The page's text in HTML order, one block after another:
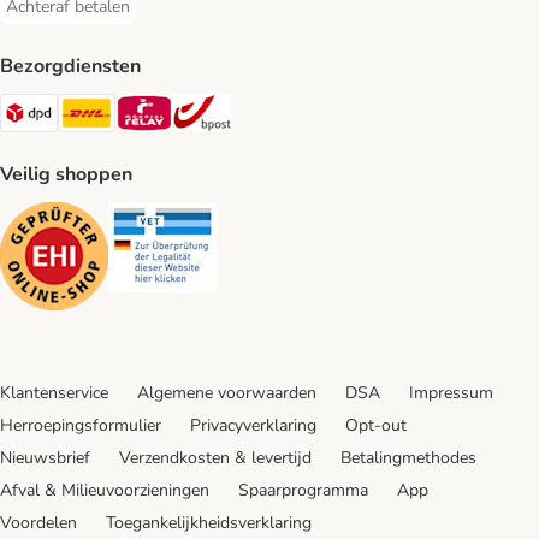
Achteraf betalen
Achteraf betalen Payment Method
Bezorgdiensten
Dpd Shipping Method
DHL Shipping Method
Mondial Relay Shipping Method
Veilig shoppen
Security
Klantenservice Algemene voorwaarden DSA
Impressum
Herroepingsformulier
Privacyverklaring
Opt-out
Nieuwsbrief
Verzendkosten & levertijd
Betalingmethodes
Afval & Milieuvoorzieningen
Spaarprogramma
App
Voordelen
Toegankelijkheidsverklaring